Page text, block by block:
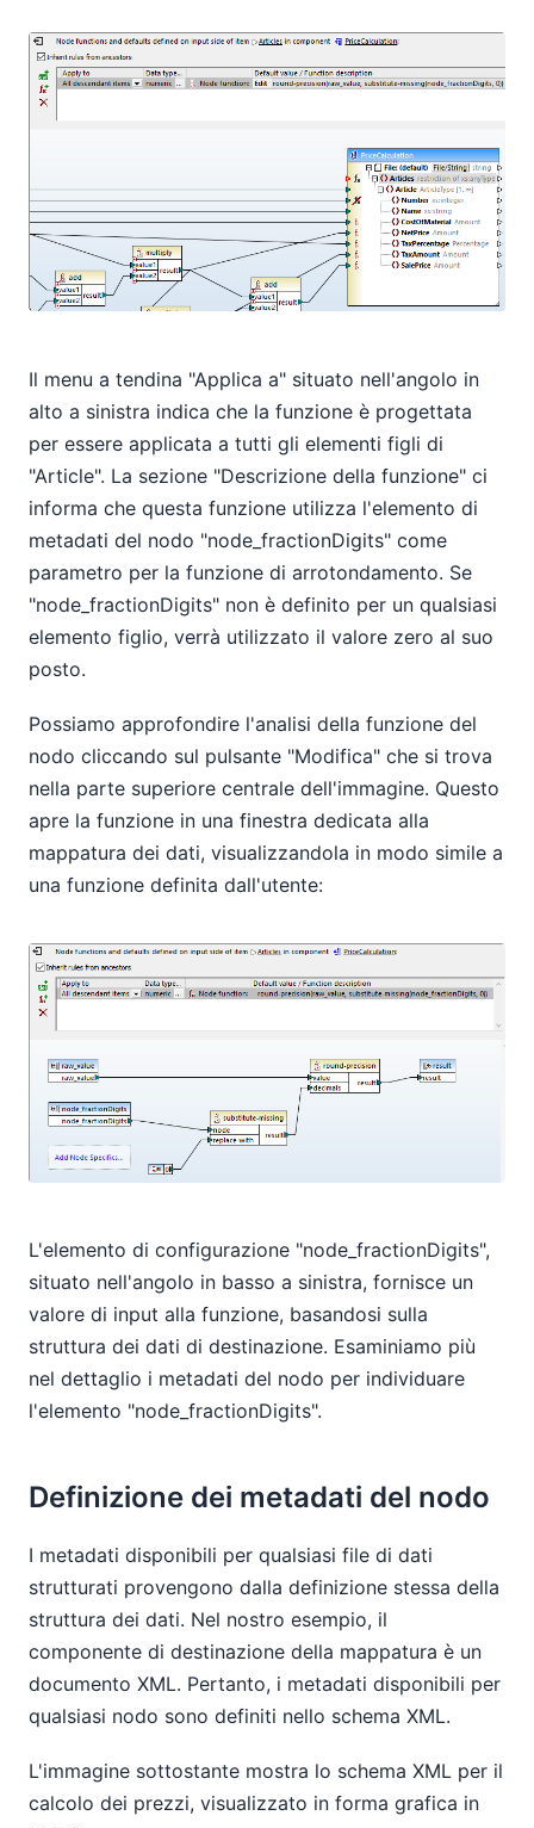
Il menu a tendina "Applica a" situato nell'angolo in
alto a sinistra indica che la funzione è progettata
per essere applicata a tutti gli elementi figli di
"Article". La sezione "Descrizione della funzione" ci
informa che questa funzione utilizza l'elemento di
metadati del nodo "node_fractionDigits" come
parametro per la funzione di arrotondamento. Se
"node_fractionDigits" non è definito per un qualsiasi
elemento figlio, verrà utilizzato il valore zero al suo
posto.
Possiamo approfondire l'analisi della funzione del
nodo cliccando sul pulsante "Modifica" che si trova
nella parte superiore centrale dell'immagine. Questo
apre la funzione in una finestra dedicata alla
mappatura dei dati, visualizzandola in modo simile a
una funzione definita dall'utente:
L'elemento di configurazione "node_fractionDigits",
situato nell'angolo in basso a sinistra, fornisce un
valore di input alla funzione, basandosi sulla
struttura dei dati di destinazione. Esaminiamo più
nel dettaglio i metadati del nodo per individuare
l'elemento "node_fractionDigits".
Definizione dei metadati del nodo
I metadati disponibili per qualsiasi file di dati
strutturati provengono dalla definizione stessa della
struttura dei dati. Nel nostro esempio, il
componente di destinazione della mappatura è un
documento XML. Pertanto, i metadati disponibili per
qualsiasi nodo sono definiti nello schema XML.
L'immagine sottostante mostra lo schema XML per il
calcolo dei prezzi, visualizzato in forma grafica in